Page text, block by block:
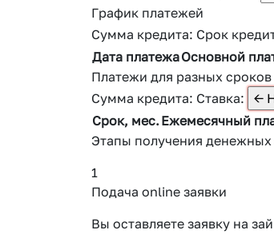
График платежей
Сумма кредита: Срок
Дата платежаОсновной
Платежи для разных сроков
Сумма кредита: Ставка:
Срок, мес.Ежемесячный
Этапы получения денежных
1
Подача online заявки
Вы оставляете заявку на